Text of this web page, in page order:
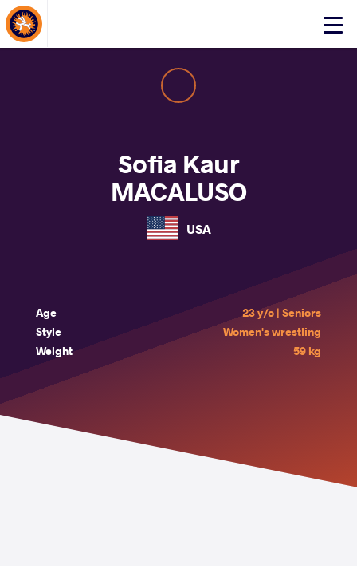
Click
About Events
Sofia Kaur
MACALUSO
USA
Age
23 y/o | Seniors
Style
Women's wrestling
Weight
59 kg